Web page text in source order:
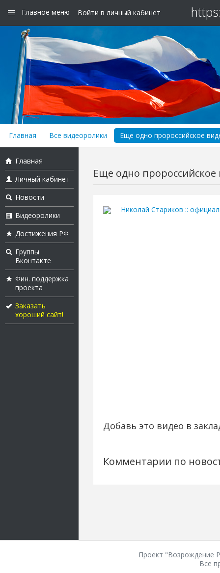
Главное меню Войти в личный кабинет
Главная Все видеоролики Еще одно пророссийское
Главная
Личный кабинет
Новости
Видеоролики
Достижения РФ
Группы
Вконтакте
Фин. поддержка
проекта
Заказать
хороший сайт!
Еще одно пророссийское
Николай Стариков ::
Добавь это видео в
Комментарии по
Проект "Возрождение
Все